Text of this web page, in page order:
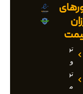
تور
وان
تور
مارماریس